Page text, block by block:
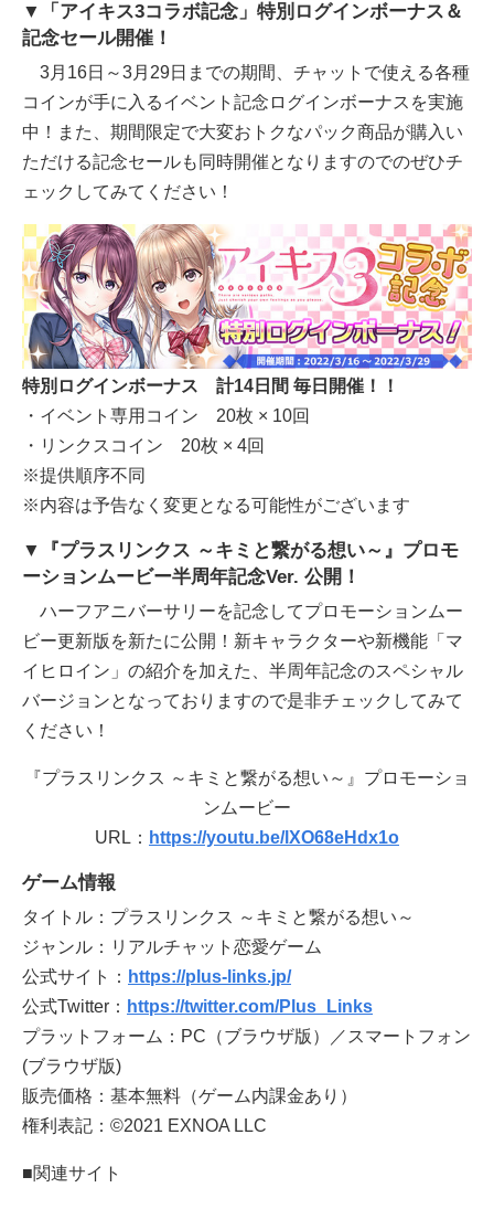
▼「アイキス3コラボ記念」特別ログインボーナス＆
記念セール開催！
3月16日～3月29日までの期間、チャットで使える各種
コインが手に入るイベント記念ログインボーナスを実施
中！また、期間限定で大変おトクなパック商品が購入い
ただける記念セールも同時開催となりますのでのぜひチ
ェックしてみてください！
特別ログインボーナス 計14日間 毎日開催！！
・イベント専用コイン 20枚 × 10回
・リンクスコイン 20枚 × 4回
※提供順序不同
※内容は予告なく変更となる可能性がございます
▼『プラスリンクス ～キミと繋がる想い～』プロモ
ーションムービー半周年記念Ver. 公開！
ハーフアニバーサリーを記念してプロモーションムー
ビー更新版を新たに公開！新キャラクターや新機能「マ
イヒロイン」の紹介を加えた、半周年記念のスペシャル
バージョンとなっておりますので是非チェックしてみて
ください！
『プラスリンクス ～キミと繋がる想い～』プロモーショ
ンムービー
URL： https://youtu.be/lXO68eHdx1o
ゲーム情報
タイトル：プラスリンクス ～キミと繋がる想い～
ジャンル：リアルチャット恋愛ゲーム
公式サイト： https://plus-links.jp/
公式Twitter： https://twitter.com/Plus_Links
プラットフォーム：PC（ブラウザ版）／スマートフォン
(ブラウザ版)
販売価格：基本無料（ゲーム内課金あり）
権利表記：©2021 EXNOA LLC
■関連サイト